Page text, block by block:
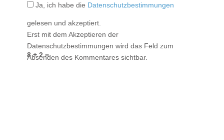
8 + 2 =
Ja, ich habe die Datenschutzbestimmungen
gelesen und akzeptiert.
Erst mit dem Akzeptieren der
Datenschutzbestimmungen wird das Feld zum
Absenden des Kommentares sichtbar.